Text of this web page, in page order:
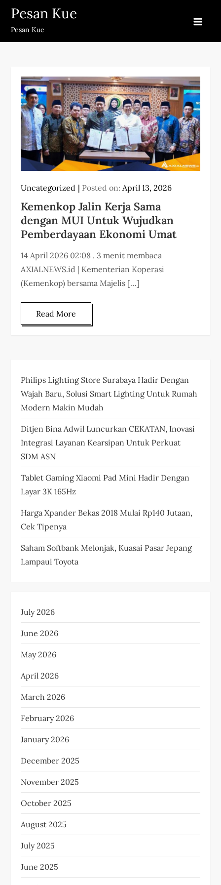
Skip
content
Pesan Kue
Pesan Kue
Uncategorized Posted on: April 13, 2026
Kemenkop Jalin Kerja Sama
dengan MUI Untuk Wujudkan
Pemberdayaan Ekonomi Umat
14 April 2026 02:08 . 3 menit membaca
AXIALNEWS.id | Kementerian Koperasi
(Kemenkop) bersama Majelis […]
Read More
Philips Lighting Store Surabaya Hadir Dengan
Wajah Baru, Solusi Smart Lighting Untuk Rumah
Modern Makin Mudah
Ditjen Bina Adwil Luncurkan CEKATAN, Inovasi
Integrasi Layanan Kearsipan Untuk Perkuat
SDM ASN
Tablet Gaming Xiaomi Pad Mini Hadir Dengan
Layar 3K 165Hz
Harga Xpander Bekas 2018 Mulai Rp140 Jutaan,
Cek Tipenya
Saham Softbank Melonjak, Kuasai Pasar Jepang
Lampaui Toyota
July 2026
June 2026
May 2026
April 2026
March 2026
February 2026
January 2026
December 2025
November 2025
October 2025
August 2025
July 2025
June 2025